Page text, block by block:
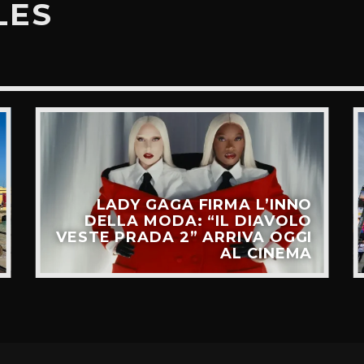
LADY GAGA FIRMA L’INNO
DELLA MODA: “IL DIAVOLO
VESTE PRADA 2” ARRIVA OGGI
AL CINEMA